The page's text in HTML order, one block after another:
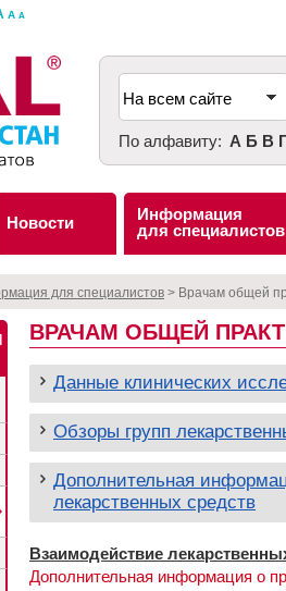
A A
По алфавиту: А Б В
Новости
Информация
для специалистов
для специалистов > Врачам общей
ВРАЧАМ ОБЩЕЙ
Данные клинических
Обзоры групп
Дополнительная
лекарственных средств
Взаимодействие
Дополнительная информация о